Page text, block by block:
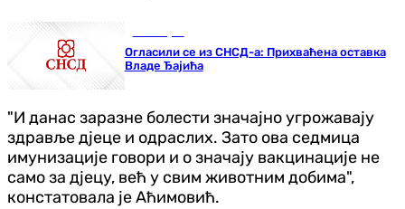
Огласили се из СНСД-а: Прихваћена оставка
Владе Ђајића
"И данас заразне болести значајно угрожавају
здравље дјеце и одраслих. Зато ова седмица
имунизације говори и о значају вакцинације не
само за дјецу, већ у свим животним добима",
констатовала је Аћимовић.